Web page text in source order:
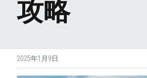
简体中文
ENGLISH
攻略
2025年1月9日